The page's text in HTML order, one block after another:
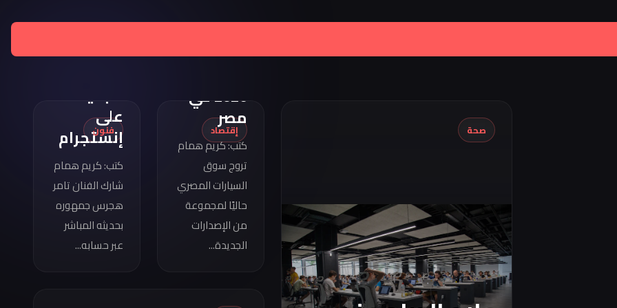
Iran Proposes Oman to
صحة إقتصاد
كوبرا
2026 في
مصر
كتب: كريم همام
تروج سوق
السيارات المصري
حاليًا لمجموعة
من الإصدارات
الجديدة...
فنون
هجرس
يشارك
الجديدة
على
إنستجرام
كتب: كريم همام
شارك الفنان تامر
هجرس جمهوره
بحديثه المباشر
عبر حسابه...